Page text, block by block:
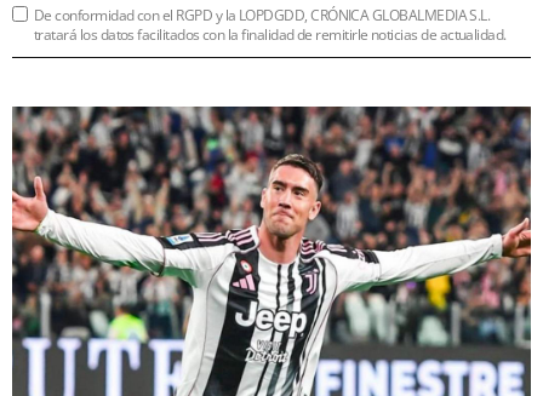
De conformidad con el RGPD y la LOPDGDD, CRÓNICA GLOBALMEDIA S.L.
tratará los datos facilitados con la finalidad de remitirle noticias de actualidad.